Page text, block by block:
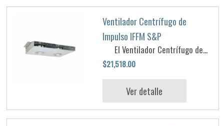
Ventilador Centrífugo de
Impulso IFFM S&P
El Ventilador Centrífugo de...
$21,518.00
Ver detalle